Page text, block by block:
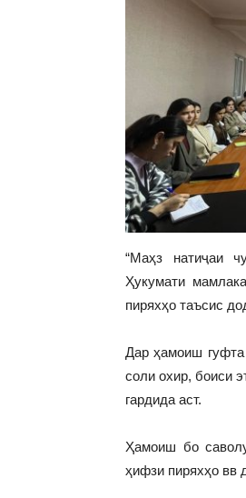
“Маҳз натиҷаи
Ҳукумати
пиряхҳо таъсис
Дар ҳамоиш
соли охир, боиси
гардида аст.
Ҳамоиш бо
ҳифзи пиряхҳо вв